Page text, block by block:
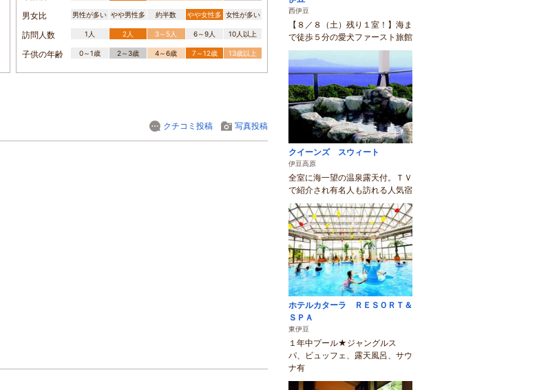
男女比 男性が多い やや男性多 約半数 やや女性多 女性が多い
訪問人数 1人 2人 3～5人 6～9人 10人以上
子供の年齢 0～1歳 2～3歳 4～6歳 7～12歳 13歳以上
クチコミ投稿 写真投稿
西伊豆
【８／８（土）残り１室！】海ま
で徒歩５分の愛犬ファースト旅館
クイーンズ スウィート
伊豆高原
全室に海一望の温泉露天付。ＴＶ
で紹介され有名人も訪れる人気宿
ホテルカターラ ＲＥＳＯＲＴ＆
ＳＰＡ
東伊豆
１年中プール★ジャングルス
パ、ビュッフェ、露天風呂、サウ
ナ有